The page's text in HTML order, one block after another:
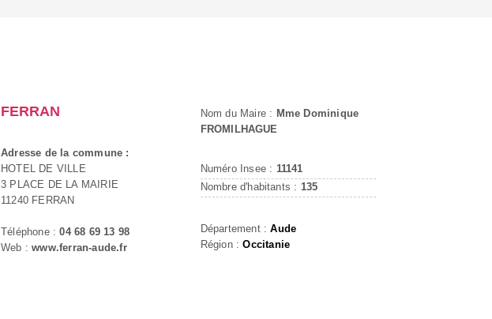
FERRAN
Adresse de la commune :
HOTEL DE VILLE
3 PLACE DE LA MAIRIE
11240 FERRAN
Téléphone :04 68 69 13 98
Web :www.ferran-aude.fr
Nom du Maire : Mme Dominique
FROMILHAGUE
Numéro Insee : 11141
Nombre d'habitants : 135
Département :Aude
Région :Occitanie